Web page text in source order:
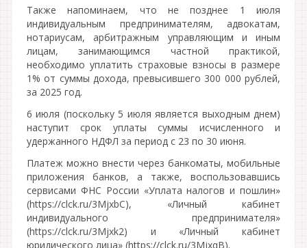
Также напоминаем, что не позднее 1 июля
индивидуальным предпринимателям, адвокатам,
нотариусам, арбитражным управляющим и иным
лицам, занимающимся частной практикой,
необходимо уплатить страховые взносы в размере
1% от суммы дохода, превысившего 300 000 рублей,
за 2025 год.
6 июля (поскольку 5 июля является выходным днем)
наступит срок уплаты суммы исчисленного и
удержанного НДФЛ за период с 23 по 30 июня.
Платеж можно внести через банкоматы, мобильные
приложения банков, а также, воспользовавшись
сервисами ФНС России «Уплата налогов и пошлин»
(https://clck.ru/3MjxbC), «Личный кабинет
индивидуального предпринимателя»
(https://clck.ru/3Mjxk2) и «Личный кабинет
юридического лица» (https://clck.ru/3MjxqB).